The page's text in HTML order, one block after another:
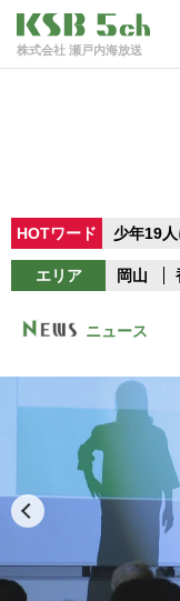
株式会社 瀬戸内海放送
HOTワード 少年19
エリア 岡山
ニュース